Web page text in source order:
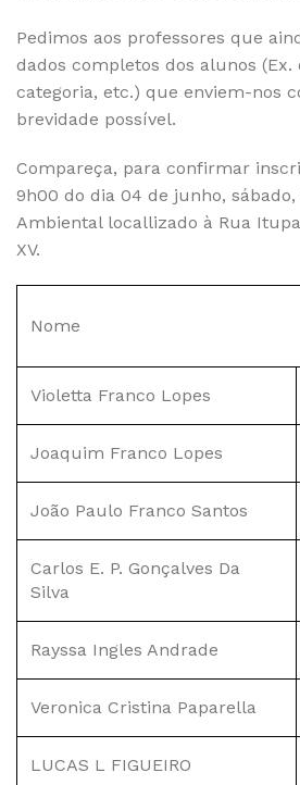
Pedimos aos professores que
dados completos dos alunos
categoria, etc.) que enviem-nos
brevidade possível.
Compareça, para confirmar
9h00 do dia 04 de junho, sábado,
Ambiental locallizado à Rua
XV.
Nome
Violetta Franco Lopes
Joaquim Franco Lopes
João Paulo Franco Santos
Carlos E. P. Gonçalves Da
Silva
Rayssa Ingles Andrade
Veronica Cristina Paparella
LUCAS L FIGUEIRO